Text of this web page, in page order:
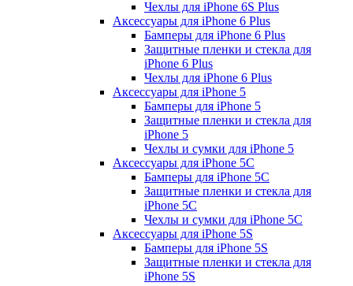
Чехлы для iPhone 6S Plus
Аксессуары для iPhone 6 Plus
Бамперы для iPhone 6 Plus
Защитные пленки и стекла для
iPhone 6 Plus
Чехлы для iPhone 6 Plus
Аксессуары для iPhone 5
Бамперы для iPhone 5
Защитные пленки и стекла для
iPhone 5
Чехлы и сумки для iPhone 5
Аксессуары для iPhone 5C
Бамперы для iPhone 5C
Защитные пленки и стекла для
iPhone 5C
Чехлы и сумки для iPhone 5C
Аксессуары для iPhone 5S
Бамперы для iPhone 5S
Защитные пленки и стекла для
iPhone 5S